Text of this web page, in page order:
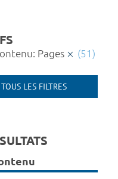
Pages (51)
LES FILTRES